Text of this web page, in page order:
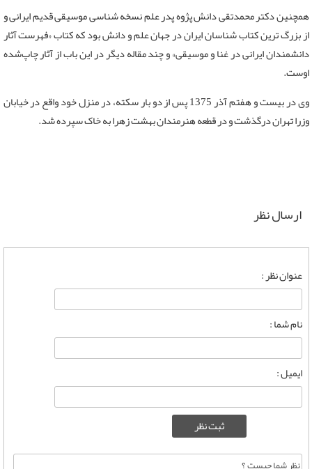
همچنین دکتر محمدتقی دانش‌ پژوه پدر علم نسخه‌ شناسی موسیقی قدیم ایرانی و
از بزرگ ‌ترین کتاب ‌شناسان ایران در جهان علم و دانش بود که کتاب «فهرست آثار
دانشمندان ایرانی در غنا و موسیقی» و چند مقاله‌ دیگر در این باب از آثار چاپ‌شده‌
اوست.
وی در بیست و هفتم آذر 1375 پس از دو بار سکته، در منزل خود واقع در خیابان
وزرا تهران درگذشت و در قطعه هنرمندان بهشت زهرا به خاک سپرده شد.
ارسال نظر
عنوان نظر :
نام شما :
ایمیل :